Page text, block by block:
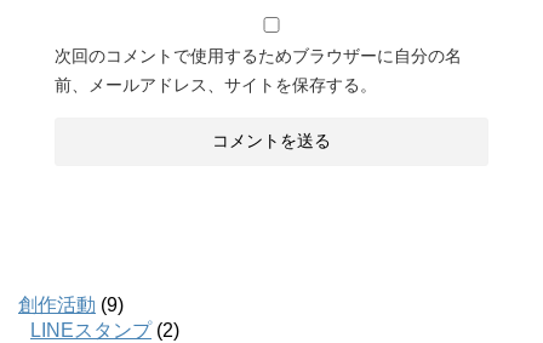
次回のコメントで使用するためブラウザーに自分の名
前、メールアドレス、サイトを保存する。
創作活動 (9)
LINEスタンプ(2)